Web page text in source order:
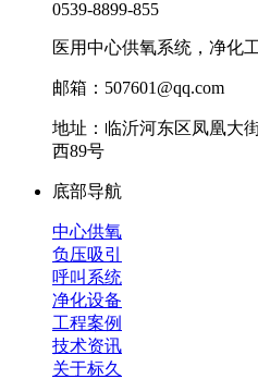
0539-8899-855
医用中心供氧系统，净化
邮箱：507601@qq.com
地址：临沂河东区凤凰大
西89号
底部导航
中心供氧
负压吸引
呼叫系统
净化设备
工程案例
技术资讯
关于标久